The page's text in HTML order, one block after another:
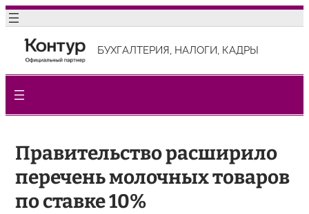
Перейти
содержимому
БУХГАЛТЕРИЯ, НАЛОГИ, КАДРЫ
Правительство расширило
перечень молочных товаров
по ставке 10%